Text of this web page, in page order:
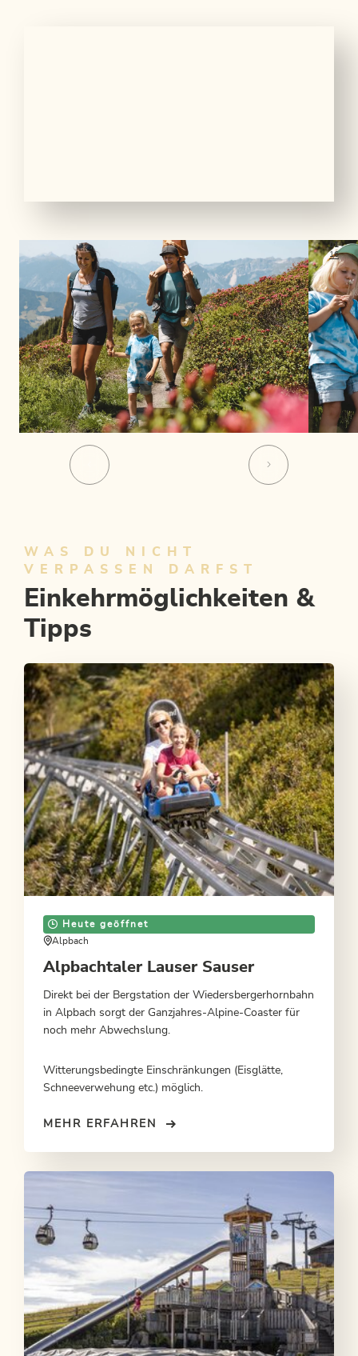
01
16
WAS DU NICHT
VERPASSEN DARFST
Einkehrmöglichkeiten &
Tipps
Heute geöffnet
Alpbach
Alpbachtaler Lauser Sauser
Direkt bei der Bergstation der Wiedersbergerhornbahn
in Alpbach sorgt der Ganzjahres-Alpine-Coaster für
noch mehr Abwechslung.
Witterungsbedingte Einschränkungen (Eisglätte,
Schneeverwehung etc.) möglich.
MEHR ERFAHREN